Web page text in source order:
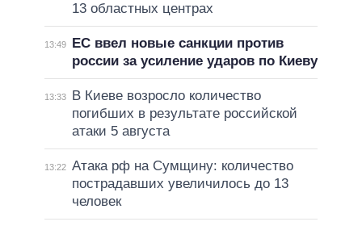
13 областных центрах
13:49
ЕС ввел новые санкции против
россии за усиление ударов по Киеву
13:33
В Киеве возросло количество
погибших в результате российской
атаки 5 августа
13:22 Атака рф на Сумщину: количество
пострадавших увеличилось до 13
человек